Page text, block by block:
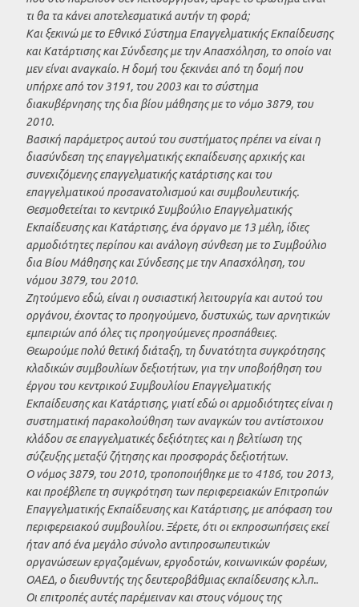
τι θα τα κάνει αποτελεσματικά αυτήν τη φορά;
Και ξεκινώ με το Εθνικό Σύστημα Επαγγελματικής Εκπαίδευσης
και Κατάρτισης και Σύνδεσης με την Απασχόληση, το οποίο ναι
μεν είναι αναγκαίο. Η δομή του ξεκινάει από τη δομή που
υπήρχε από τον 3191, του 2003 και το σύστημα
διακυβέρνησης της δια βίου μάθησης με το νόμο 3879, του
2010.
Βασική παράμετρος αυτού του συστήματος πρέπει να είναι η
διασύνδεση της επαγγελματικής εκπαίδευσης αρχικής και
συνεχιζόμενης επαγγελματικής κατάρτισης και του
επαγγελματικού προσανατολισμού και συμβουλευτικής.
Θεσμοθετείται το κεντρικό Συμβούλιο Επαγγελματικής
Εκπαίδευσης και Κατάρτισης, ένα όργανο με 13 μέλη, ίδιες
αρμοδιότητες περίπου και ανάλογη σύνθεση με το Συμβούλιο
δια Βίου Μάθησης και Σύνδεσης με την Απασχόληση, του
νόμου 3879, του 2010.
Ζητούμενο εδώ, είναι η ουσιαστική λειτουργία και αυτού του
οργάνου, έχοντας το προηγούμενο, δυστυχώς, των αρνητικών
εμπειριών από όλες τις προηγούμενες προσπάθειες.
Θεωρούμε πολύ θετική διάταξη, τη δυνατότητα συγκρότησης
κλαδικών συμβουλίων δεξιοτήτων, για την υποβοήθηση του
έργου του κεντρικού Συμβουλίου Επαγγελματικής
Εκπαίδευσης και Κατάρτισης, γιατί εδώ οι αρμοδιότητες είναι η
συστηματική παρακολούθηση των αναγκών του αντίστοιχου
κλάδου σε επαγγελματικές δεξιότητες και η βελτίωση της
σύζευξης μεταξύ ζήτησης και προσφοράς δεξιοτήτων.
Ο νόμος 3879, του 2010, τροποποιήθηκε με το 4186, του 2013,
και προέβλεπε τη συγκρότηση των περιφερειακών Επιτροπών
Επαγγελματικής Εκπαίδευσης και Κατάρτισης, με απόφαση του
περιφερειακού συμβουλίου. Ξέρετε, ότι οι εκπροσωπήσεις εκεί
ήταν από ένα μεγάλο σύνολο αντιπροσωπευτικών
οργανώσεων εργαζομένων, εργοδοτών, κοινωνικών φορέων,
ΟΑΕΔ, ο διευθυντής της δευτεροβάθμιας εκπαίδευσης κ.λ.π..
Οι επιτροπές αυτές παρέμειναν και στους νόμους της